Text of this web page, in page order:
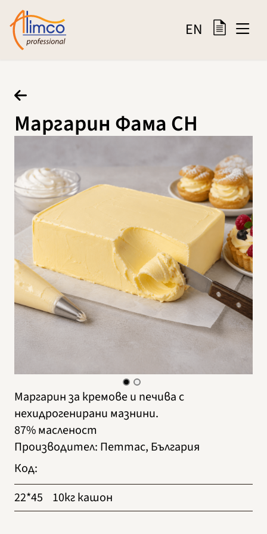
EN
Маргарин Фама СН
Маргарин за кремове и печива с
нехидрогенирани мазнини.
87% масленост
Производител: Петтас, България
Код:
22*45
10кг кашон